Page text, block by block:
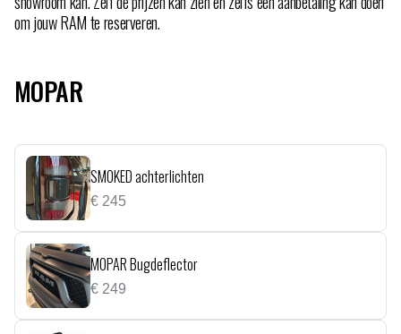
om jouw RAM te reserveren.
MOPAR
SMOKED achterlichten
€ 245
MOPAR Bugdeflector
€ 249